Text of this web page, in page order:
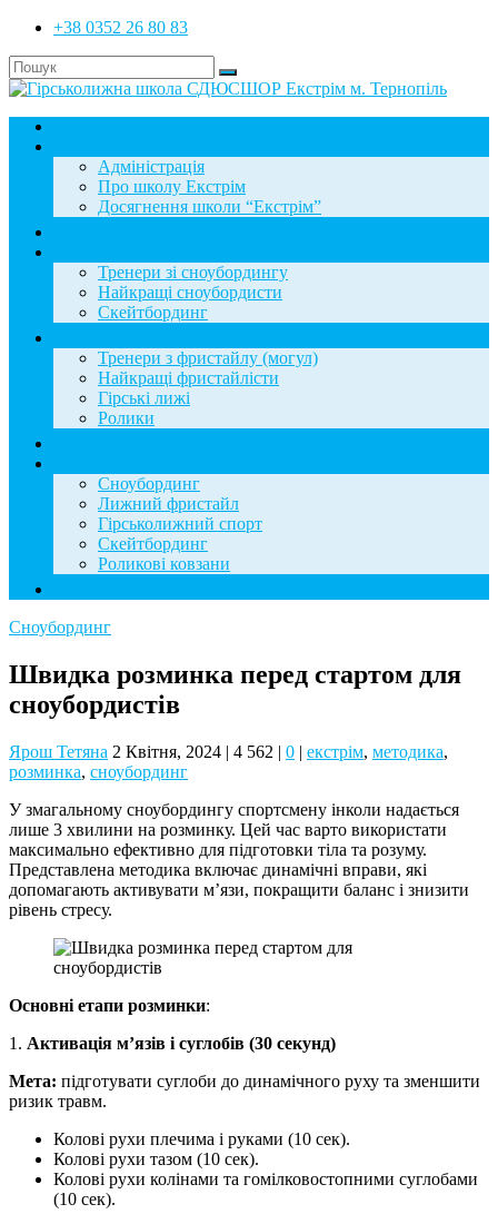
+38 0352 26 80 83
Адміністрація
Про школу Екстрім
Досягнення школи “Екстрім”
Тренери зі сноубордингу
Найкращі сноубордисти
Скейтбординг
Тренери з фристайлу (могул)
Найкращі фристайлісти
Гірські лижі
Ролики
Сноубординг
Лижний фристайл
Гірськолижний спорт
Скейтбординг
Роликові ковзани
Сноубординг
Швидка розминка перед стартом для
сноубордистів
Ярош Тетяна 2 Квітня, 2024 | 4 562 | 0 | екстрім, методика,
розминка, сноубординг
У змагальному сноубордингу спортсмену інколи надається
лише 3 хвилини на розминку. Цей час варто використати
максимально ефективно для підготовки тіла та розуму.
Представлена методика включає динамічні вправи, які
допомагають активувати м’язи, покращити баланс і знизити
рівень стресу.
Основні етапи розминки:
1. Активація м’язів і суглобів (30 секунд)
Мета: підготувати суглоби до динамічного руху та зменшити
ризик травм.
Колові рухи плечима і руками (10 сек).
Колові рухи тазом (10 сек).
Колові рухи колінами та гомілковостопними суглобами
(10 сек).